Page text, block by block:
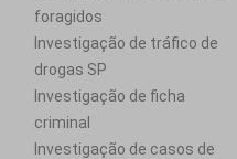
foragidos
Investigação de tráfico de
drogas SP
Investigação de ficha
criminal
Investigação de casos de